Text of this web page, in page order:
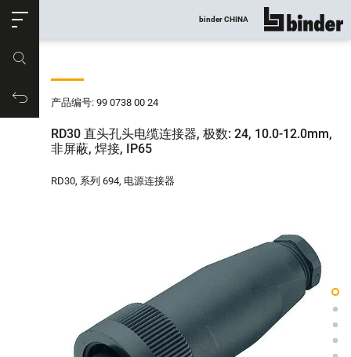
购物车
binder CHINA 显示所有
产品编号: 99 0738 00 24
RD30 直头孔头电缆连接器, 极数: 24, 10.0-12.0mm,
非屏蔽, 焊接, IP65
RD30, 系列 694, 电源连接器